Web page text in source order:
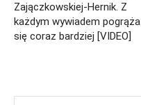
Zajączkowskiej-Hernik. Z
każdym wywiadem pogrąża
się coraz bardziej [VIDEO]